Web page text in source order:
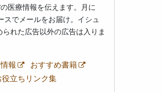
医療情報を伝えます。月に
スでメールをお届け。イシュ
れた広告以外の広告は入りま
報
おすすめ書籍
役立ちリンク集